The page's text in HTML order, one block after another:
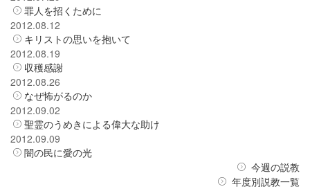
罪人を招くために
2012.08.12
キリストの思いを抱いて
2012.08.19
収穫感謝
2012.08.26
なぜ怖がるのか
2012.09.02
聖霊のうめきによる偉大な助け
2012.09.09
闇の民に愛の光
今週の説教
年度別説教一覧